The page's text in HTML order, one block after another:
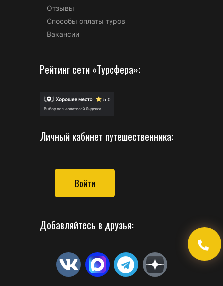
Отзывы
Способы оплаты туров
Вакансии
Рейтинг сети «Турсфера»:
Личный кабинет путешественника:
Войти
Добавляйтесь в друзья: